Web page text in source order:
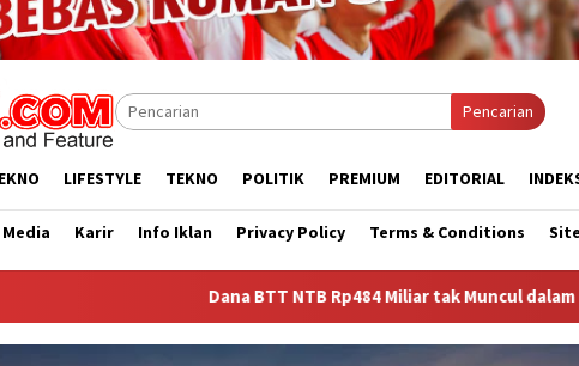
Pencarian
LIFESTYLE TEKNO POLITIK PREMIUM EDITORIAL
Karir Info Iklan Privacy Policy Terms & Conditions
Dana BTT NTB Rp484 Miliar tak Muncul dalam LHP BPK, Legislator